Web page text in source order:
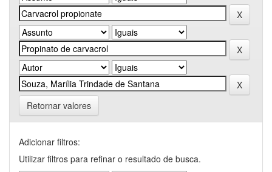
Retornar valores
Adicionar filtros:
Utilizar filtros para refinar o resultado de busca.